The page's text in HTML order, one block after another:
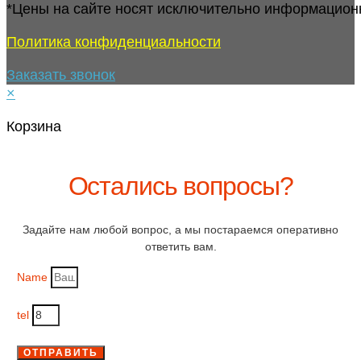
*Цены на сайте носят исключительно
Политика конфиденциальности
Заказать звонок
×
Корзина
Остались вопросы?
Задайте нам любой вопрос, а мы постараемся оперативно
ответить вам.
Name
tel
ОТПРАВИТЬ